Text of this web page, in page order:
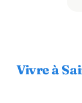
Vivre à